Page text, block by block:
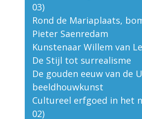
03)
Rond de Mariaplaats,
Pieter Saenredam
Kunstenaar Willem van
De Stijl tot surrealisme
De gouden eeuw van de
beeldhouwkunst
Cultureel erfgoed in het
02)